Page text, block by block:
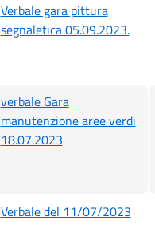
Verbale gara pittura
segnaletica 05.09.2023.
verbale Gara
manutenzione aree verdi
18.07.2023
Verbale del 11/07/2023